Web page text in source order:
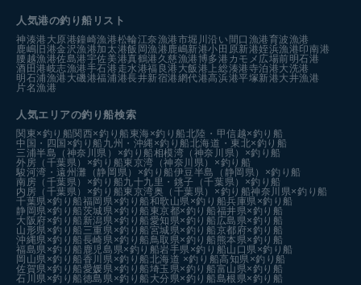
人気港の釣り船リスト
神湊港 大原港鐘崎漁港松輪江奈漁港市堀川沿い 間口漁港育波漁港
鹿嶋旧港金沢漁港加太港飯岡漁港鹿嶋新港小田原新港姪浜漁港印南港
腰越漁港佐島港宇佐美港真鶴港 久慈漁港博多港カモメ広場前明石港
酒田港岐志漁港手石港 走水港福良港 大飯港 上総湊港寺泊港大洗港
明石浦漁港 大磯港福浦港長井新宿港網代港高浜港平塚新港大井漁港
片名漁港
人気エリアの釣り船検索
関東×釣り船関西×釣り船 東海×釣り船北陸・甲信越×釣り船
中国・四国×釣り船 九州・沖縄×釣り船北海道・東北×釣り船
三浦半島（神奈川県）×釣り船相模湾（神奈川県）×釣り船
外房（千葉県）×釣り船東京湾（神奈川県）×釣り船
駿河湾・遠州灘（静岡県）×釣り船伊豆半島（静岡県）×釣り船
南房（千葉県）×釣り船九十九里・銚子（千葉県）×釣り船
内房（千葉県）×釣り船東京湾奥（千葉県）×釣り船神奈川県×釣り船
千葉県×釣り船福岡県×釣り船和歌山県×釣り船兵庫県×釣り船
静岡県×釣り船茨城県×釣り船 東京都×釣り船福井県×釣り船
大阪府×釣り船 新潟県×釣り船愛知県×釣り船 広島県×釣り船
山形県×釣り船 三重県×釣り船宮城県×釣り船京都府×釣り船
沖縄県×釣り船長崎県×釣り船鳥取県×釣り船 熊本県×釣り船
福島県×釣り船 鹿児島県×釣り船岩手県×釣り船山口県×釣り船
岡山県×釣り船香川県×釣り船北海道 ×釣り船高知県×釣り船
佐賀県×釣り船愛媛県×釣り船埼玉県×釣り船富山県×釣り船
石川県×釣り船徳島県×釣り船 大分県×釣り船島根県×釣り船